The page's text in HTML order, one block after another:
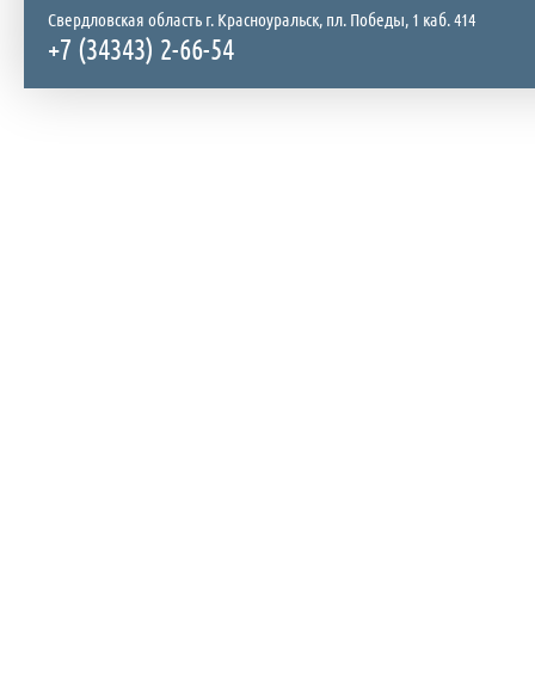
Свердловская область г. Красноуральск, пл. Победы, 1 каб. 414
+7 (34343) 2-66-54